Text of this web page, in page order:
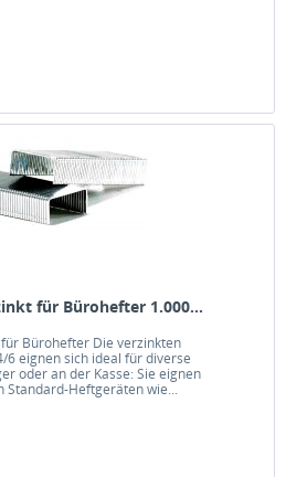
für Bürohefter 1.000...
Bürohefter Die verzinkten
eignen sich ideal für diverse
oder an der Kasse: Sie eignen
Standard-Heftgeräten wie...